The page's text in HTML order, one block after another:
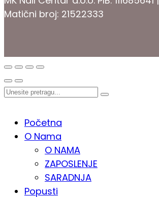
Matični broj: 21522333
Početna
O Nama
O NAMA
ZAPOSLENJE
SARADNJA
Popusti